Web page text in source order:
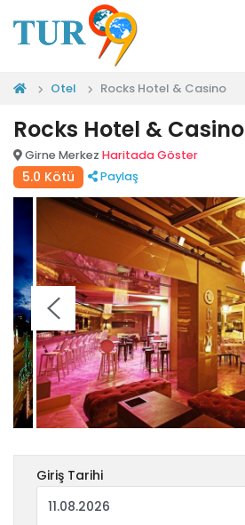
Otel Rocks Hotel & Casino
Rocks Hotel & Casino
Girne Merkez Haritada Göster
5.0 Kötü Paylaş
Giriş Tarihi